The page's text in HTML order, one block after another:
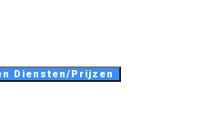
Diensten/Prijzen